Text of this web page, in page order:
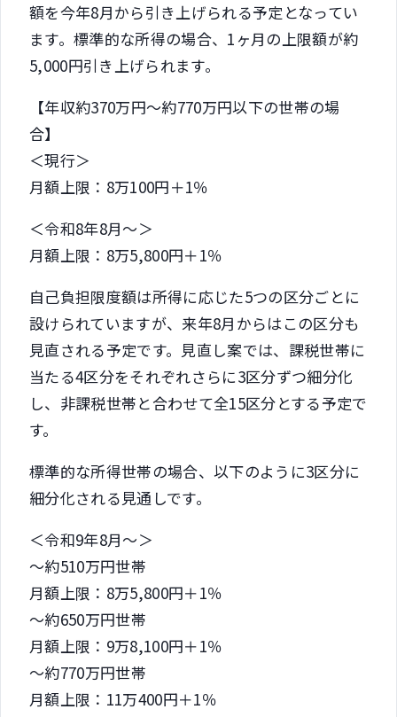
額を今年8月から引き上げられる予定となってい
ます。標準的な所得の場合、1ヶ月の上限額が約
5,000円引き上げられます。
【年収約370万円～約770万円以下の世帯の場
合】
＜現行＞
月額上限：8万100円＋1％
＜令和8年8月～＞
月額上限：8万5,800円＋1％
自己負担限度額は所得に応じた5つの区分ごとに
設けられていますが、来年8月からはこの区分も
見直される予定です。見直し案では、課税世帯に
当たる4区分をそれぞれさらに3区分ずつ細分化
し、非課税世帯と合わせて全15区分とする予定で
す。
標準的な所得世帯の場合、以下のように3区分に
細分化される見通しです。
＜令和9年8月～＞
～約510万円世帯
月額上限：8万5,800円＋1％
～約650万円世帯
月額上限：9万8,100円＋1％
～約770万円世帯
月額上限：11万400円＋1％